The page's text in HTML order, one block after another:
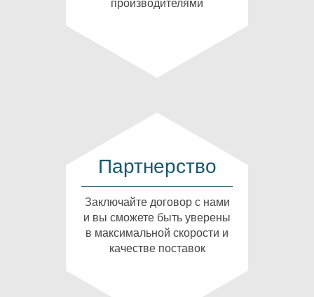
Партнерство
Заключайте договор с нами
и вы сможете быть уверены
в максимальной скорости и
качестве поставок